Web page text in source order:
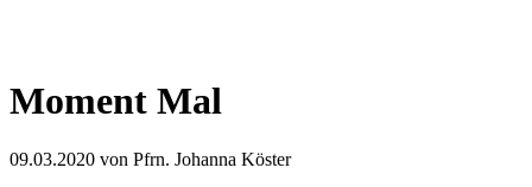
Moment Mal
09.03.2020 von Pfrn. Johanna Köster